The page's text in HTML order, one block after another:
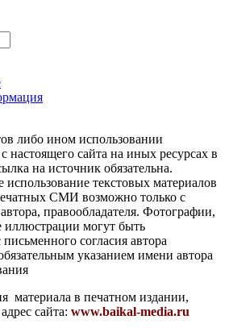
либо ином использовании
настоящего сайта на иных ресурсах в
на источник обязательна.
использование текстовых материалов
СМИ возможно только с
правообладателя. Фотографии,
могут быть
согласия автора
указанием имени автора
материала в печатном издании,
сайта: www.baikal-media.ru